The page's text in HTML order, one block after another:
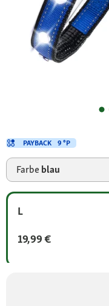
Farbe blau
L
19,99 €
PAYBACK 9 °P